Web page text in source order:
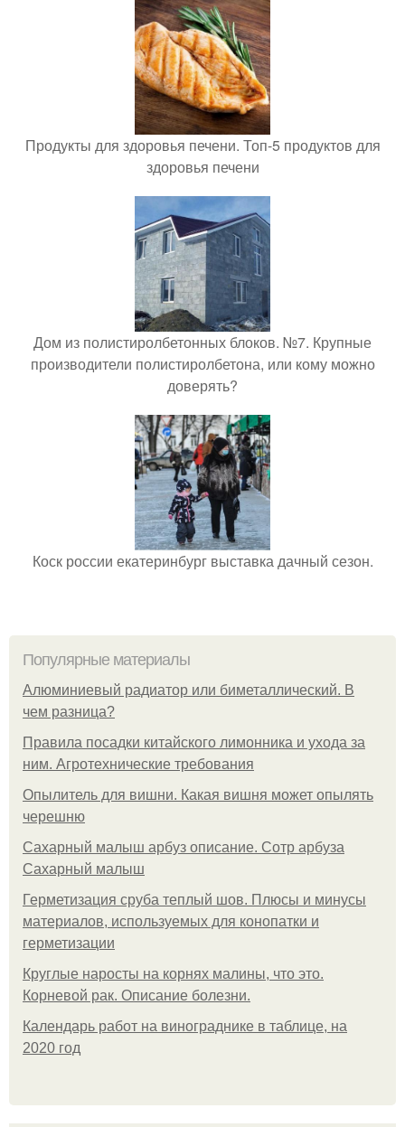
Продукты для здоровья печени. Топ-5 продуктов для
здоровья печени
Дом из полистиролбетонных блоков. №7. Крупные
производители полистиролбетона, или кому можно
доверять?
Коск россии екатеринбург выставка дачный сезон.
Популярные материалы
Алюминиевый радиатор или биметаллический. В
чем разница?
Правила посадки китайского лимонника и ухода за
ним. Агротехнические требования
Опылитель для вишни. Какая вишня может опылять
черешню
Сахарный малыш арбуз описание. Сотр арбуза
Сахарный малыш
Герметизация сруба теплый шов. Плюсы и минусы
материалов, используемых для конопатки и
герметизации
Круглые наросты на корнях малины, что это.
Корневой рак. Описание болезни.
Календарь работ на винограднике в таблице, на
2020 год